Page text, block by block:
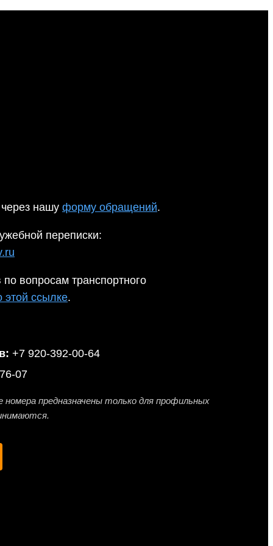
нашу форму обращений.
переписки:
вопросам транспортного
этой ссылке.
+7 920-392-00-64
07
предназначены только для профильных